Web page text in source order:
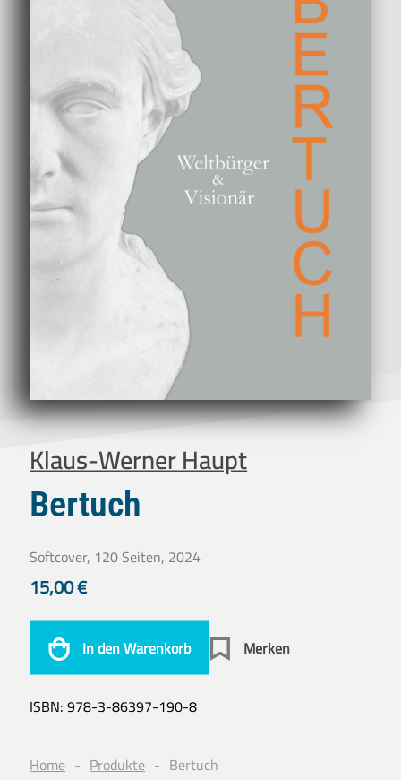
Klaus-Werner Haupt
Bertuch
Softcover, 120 Seiten, 2024
15,00€
In den Warenkorb Merken
ISBN:978-3-86397-190-8
Home Produkte Bertuch